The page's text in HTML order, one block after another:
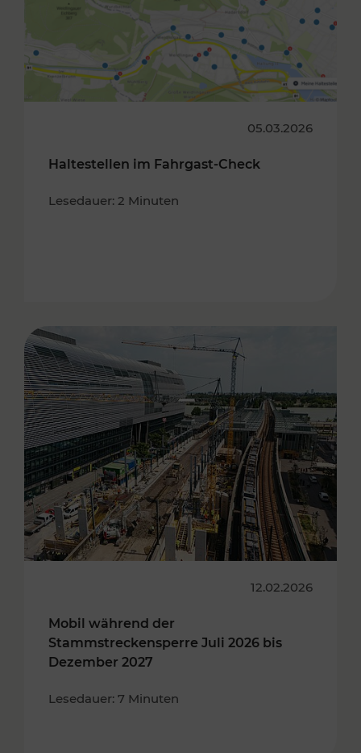
05.03.2026
Haltestellen im Fahrgast-Check
Lesedauer: 2 Minuten
12.02.2026
Mobil während der
Stammstreckensperre Juli 2026 bis
Dezember 2027
Lesedauer: 7 Minuten